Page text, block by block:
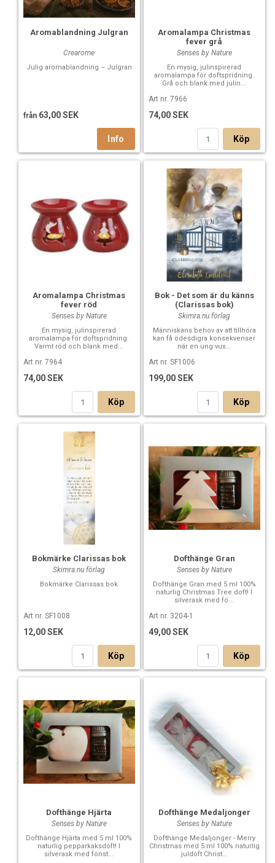
Aromablandning Julgran
Crearome
Julig aromablandning – Julgran
från 63,00 SEK
Aromalampa Christmas
fever grå
Senses by Nature
En mysig, julinspirerad
aromalampa för doftspridning.
Grå och blank med julin...
Art nr. 7966
74,00 SEK
Köp
Aromalampa Christmas
fever röd
Senses by Nature
En mysig, julinspirerad
aromalampa för doftspridning.
Varmt röd och blank med...
Art nr. 7964
74,00 SEK
Köp
Bok - Det som är du känns
(Clarissas bok)
Skimra.nu förlag
Människans behov av att tillhöra
kan få ödesdigra konsekvenser
när en ung vux...
Art nr. SF1006
199,00 SEK
Köp
Bokmärke Clarissas bok
Skimra.nu förlag
Bokmärke Clarissas bok
Art nr. SF1008
12,00 SEK
Köp
Dofthänge Gran
Senses by Nature
Dofthänge Gran med 5 ml 100%
naturlig Christmas Tree doft! I
silverask med fö...
Art nr. 3204-1
49,00 SEK
Köp
Dofthänge Hjärta
Senses by Nature
Dofthänge Hjärta med 5 ml 100%
naturlig pepparkaksdoft! I
silverask med fönst...
Dofthänge Medaljonger
Senses by Nature
Dofthänge Medaljonger - Merry
Christmas med 5 ml 100% naturlig
juldoft Christ...